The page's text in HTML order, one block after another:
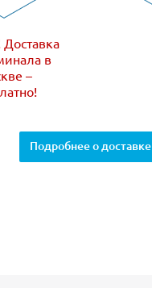
в
–
Подробнее о доставке